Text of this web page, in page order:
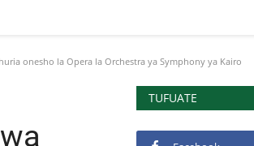
onesho la Opera la Orchestra ya Symphony ya Kairo
TUFUATE